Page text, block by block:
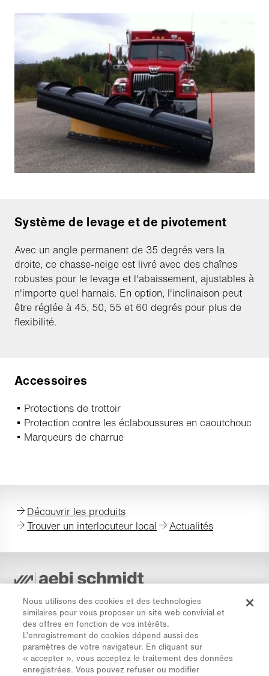
Système de levage et de pivotement
Avec un angle permanent de 35 degrés vers la
droite, ce chasse-neige est livré avec des chaînes
robustes pour le levage et l'abaissement, ajustables à
n'importe quel harnais. En option, l'inclinaison peut
être réglée à 45, 50, 55 et 60 degrés pour plus de
flexibilité.
Accessoires
Protections de trottoir
Protection contre les éclaboussures en caoutchouc
Marqueurs de charrue
Découvrir les produits
Trouver un interlocuteur local
Actualités
Protection des données
Directive cookies
Mentions légales
Avis de non-responsabilité
Newsletter
Nous utilisons des cookies et des technologies
similaires pour vous proposer un site web convivial et
des offres en fonction de vos intérêts.
L’enregistrement de cookies dépend aussi des
paramètres de votre navigateur. En cliquant sur
« accepter », vous acceptez le traitement des données
enregistrées. Vous pouvez refuser ou modifier